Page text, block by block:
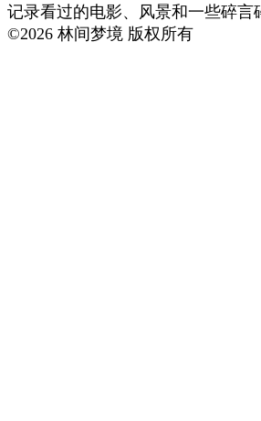
记录看过的电影、风景和一些碎言
©2026 林间梦境 版权所有